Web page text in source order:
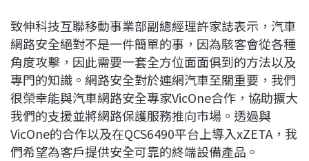
致伸科技互聯移動事業部副總經理許家誌表示，汽車
網路安全絕對不是一件簡單的事，因為駭客會從各種
角度攻擊，因此需要一套全方位面面俱到的方法以及
專門的知識。網路安全對於連網汽車至關重要，我們
很榮幸能與汽車網路安全專家VicOne合作，協助擴大
我們的支援並將網路保護服務推向市場。透過與
VicOne的合作以及在QCS6490平台上導入xZETA，我
們希望為客戶提供安全可靠的終端設備產品。